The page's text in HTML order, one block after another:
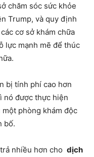
chăm sóc sức khỏe
Trump, và quy định
cơ sở khám chữa
lực mạnh mẽ để thúc
bị tính phí cao hơn
nó được thực hiện
phòng khám độc
bố.
nhiều hơn cho dịch